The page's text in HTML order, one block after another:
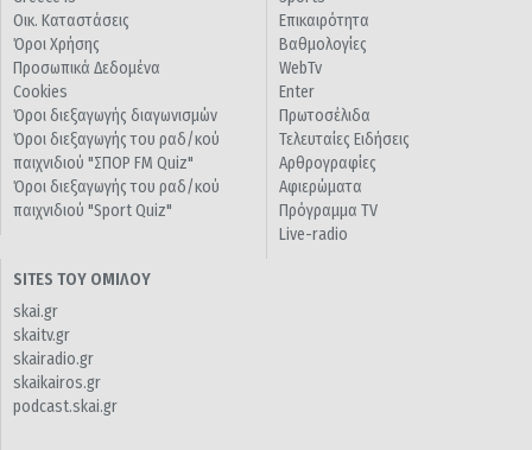
Οικ. Καταστάσεις
Όροι Χρήσης
Προσωπικά Δεδομένα
Cookies
Όροι διεξαγωγής διαγωνισμών
Όροι διεξαγωγής του ραδ/κού
παιχνιδιού "ΣΠΟΡ FM Quiz"
Όροι διεξαγωγής του ραδ/κού
παιχνιδιού "Sport Quiz"
Επικαιρότητα
Βαθμολογίες
WebTv
Enter
Πρωτοσέλιδα
Τελευταίες Ειδήσεις
Αρθρογραφίες
Αφιερώματα
Πρόγραμμα TV
Live-radio
SITES ΤΟΥ ΟΜΙΛΟΥ
skai.gr
skaitv.gr
skairadio.gr
skaikairos.gr
podcast.skai.gr